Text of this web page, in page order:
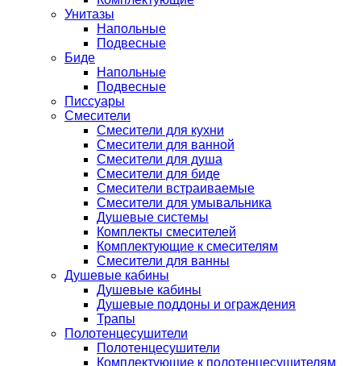
Унитазы
Напольные
Подвесные
Биде
Напольные
Подвесные
Писсуары
Смесители
Смесители для кухни
Смесители для ванной
Смесители для душа
Смесители для биде
Смесители встраиваемые
Смесители для умывальника
Душевые системы
Комплекты смесителей
Комплектующие к смесителям
Смесители для ванны
Душевые кабины
Душевые кабины
Душевые поддоны и ограждения
Трапы
Полотенцесушители
Полотенцесушители
Комплектующие к полотенцесушителям